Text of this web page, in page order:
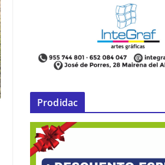
Prodidac